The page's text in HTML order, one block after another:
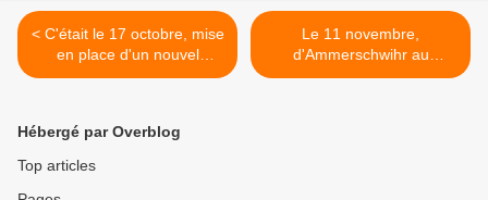
< C'était le 17 octobre, mise
en place d'un nouvel
ensemble pique-nique.....
Le 11 novembre,
d'Ammerschwihr au
château de Wineck >
Hébergé par Overblog
Top articles